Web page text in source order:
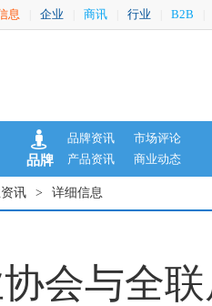
息 企业 商讯 行业 B2B
品牌
品牌资讯
市场评论
产品资讯
商业动态
讯 > 详细信息
会与全